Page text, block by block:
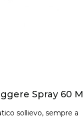
Spray 60 Ml
sollievo, sempre a